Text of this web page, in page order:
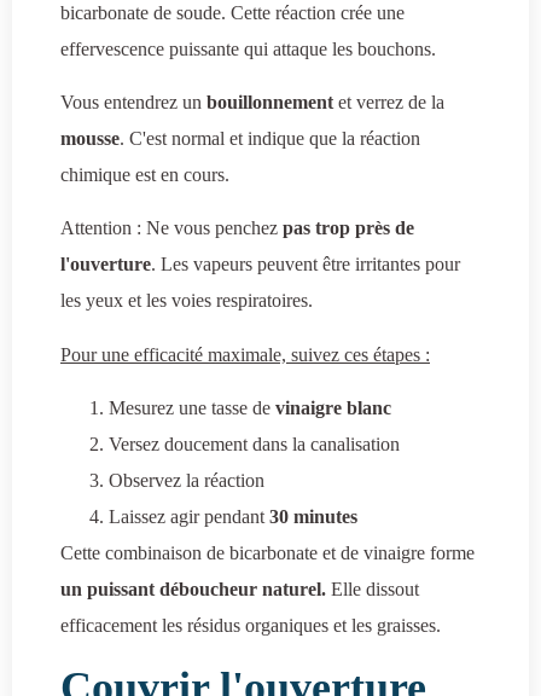
bicarbonate de soude. Cette réaction crée une
effervescence puissante qui attaque les bouchons.
Vous entendrez un bouillonnement et verrez de la
mousse. C'est normal et indique que la réaction
chimique est en cours.
Attention : Ne vous penchez pas trop près de
l'ouverture. Les vapeurs peuvent être irritantes pour
les yeux et les voies respiratoires.
Pour une efficacité maximale, suivez ces étapes :
Mesurez une tasse de vinaigre blanc
Versez doucement dans la canalisation
Observez la réaction
Laissez agir pendant 30 minutes
Cette combinaison de bicarbonate et de vinaigre forme
un puissant déboucheur naturel. Elle dissout
efficacement les résidus organiques et les graisses.